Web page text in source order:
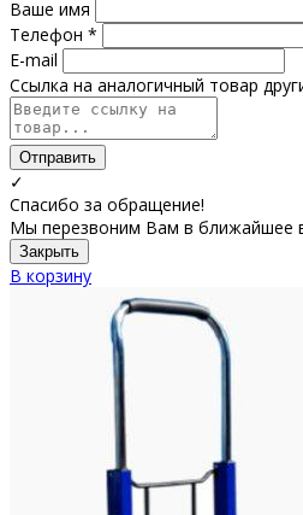
Ваше имя
Телефон *
E-mail
Ссылка на аналогичный товар
Отправить
✓
Спасибо за обращение!
Мы перезвоним Вам в ближайшее
Закрыть
В корзину